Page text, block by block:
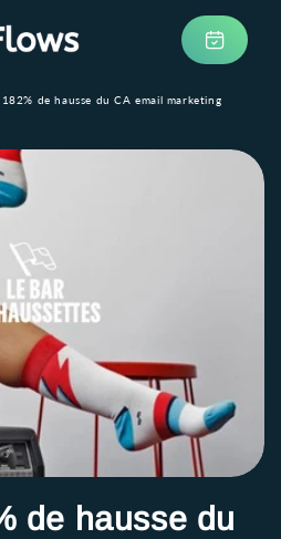
Prendre
rendez-
182% de hausse du CA email marketing
de hausse du